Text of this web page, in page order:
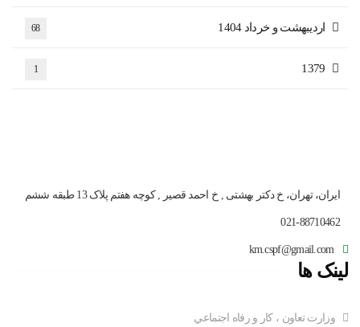
اردیبهشت و خرداد 1404 68
1379
1
ایران، تهران، خ دکتر بهشتی , خ احمد قصیر , کوچه هفتم پلاک 13 طبقه ششم
021-88710462
km.cspf@gmail.com
لینک ها
وزارت تعاون ، کار و رفاه اجتماعي